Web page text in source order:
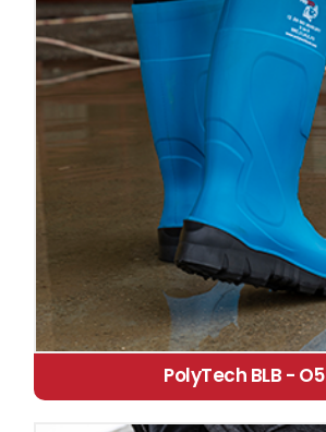
PolyTech BLB - O5